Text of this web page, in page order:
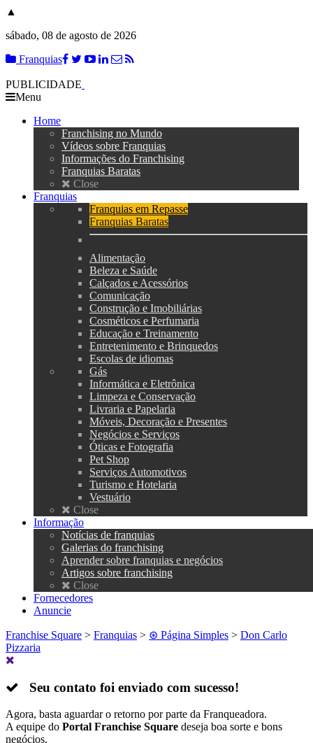
▲
sábado, 08 de agosto de 2026
Franquias
PUBLICIDADE
Menu
Home
Franchising no Mundo
Vídeos sobre Franquias
Informações do Franchising
Franquias Baratas
Close
Franquias
Franquias em Repasse
Franquias Baratas
Alimentação
Beleza e Saúde
Calçados e Acessórios
Comunicação
Construção e Imobiliárias
Cosméticos e Perfumaria
Educação e Treinamento
Entretenimento e Brinquedos
Escolas de idiomas
Gás
Informática e Eletrônica
Limpeza e Conservação
Livraria e Papelaria
Móveis, Decoração e Presentes
Negócios e Serviços
Óticas e Fotografia
Pet Shop
Serviços Automotivos
Turismo e Hotelaria
Vestuário
Close
Informação
Notícias de franquias
Galerias do franchising
Aprender sobre franquias e negócios
Artigos sobre franchising
Close
Fornecedores
Anuncie
Franchise Square > Franquias > ⊛ Página Simples > Don Carlo
Pizzaria
Seu contato foi enviado com sucesso!
Agora, basta aguardar o retorno por parte da Franqueadora.
A equipe do Portal Franchise Square deseja boa sorte e bons
negócios.